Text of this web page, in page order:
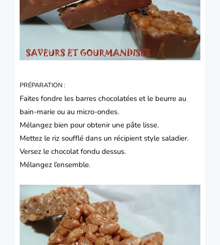
PRÉPARATION :
Faites fondre les barres chocolatées et le beurre au
bain-marie ou au micro-ondes.
Mélangez bien pour obtenir une pâte lisse.
Mettez le riz soufflé dans un récipient style saladier.
Versez le chocolat fondu dessus.
Mélangez l’ensemble.